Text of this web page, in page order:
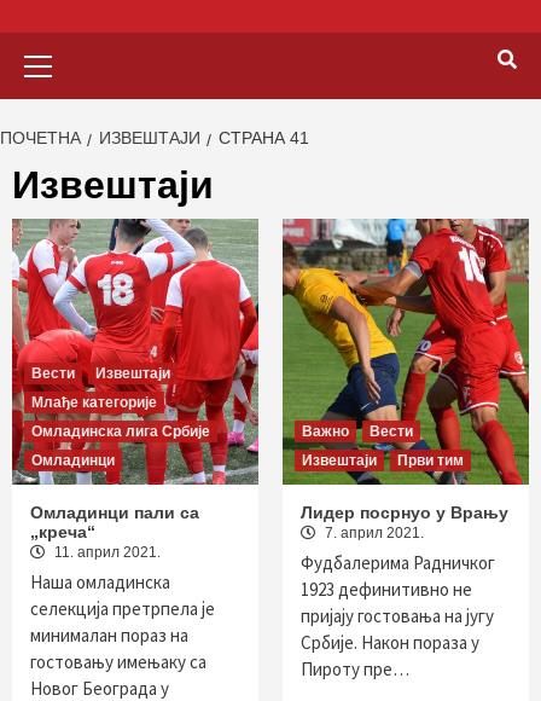
ПОЧЕТНА ИЗВЕШТАЈИ СТРАНА 41
Извештаји
Вести
Извештаји
Млађе категорије
Омладинска лига Србије
Омладинци
Омладинци пали са
„креча“
11. април 2021.
Наша омладинска
селекција претрпела је
минималан пораз на
гостовању имењаку са
Новог Београда у
Важно
Вести
Извештаји
Први тим
Лидер посрнуо у Врању
7. април 2021.
Фудбалерима Радничког
1923 дефинитивно не
пријају гостовања на југу
Србије. Након пораза у
Пироту пре…